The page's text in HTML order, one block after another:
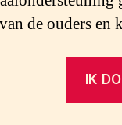
de ouders en
IK